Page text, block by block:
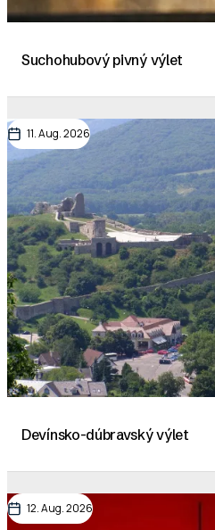
Suchohubový pivný výlet
11. Aug. 2026
Devínsko-dúbravský výlet
12. Aug. 2026